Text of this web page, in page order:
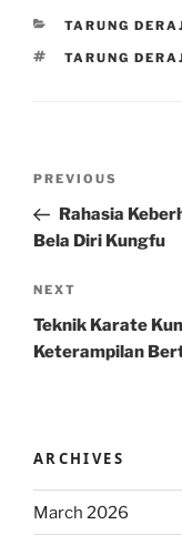
CATEGORIES
TARUNG
TAGS
TARUNG
Previous
Post
PREVIOUS
Rahasia
Bela Diri Kungfu
Next
Post
NEXT
Teknik Karate
Keterampilan
ARCHIVES
March 2026